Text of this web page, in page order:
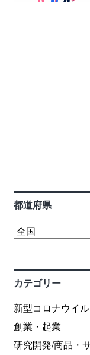
都道府県
カテゴリー
新型コロナウイ
創業・起業
研究開発/商品・